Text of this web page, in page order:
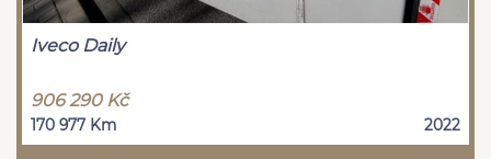
Iveco Daily
906 290 Kč
170 977 Km 2022